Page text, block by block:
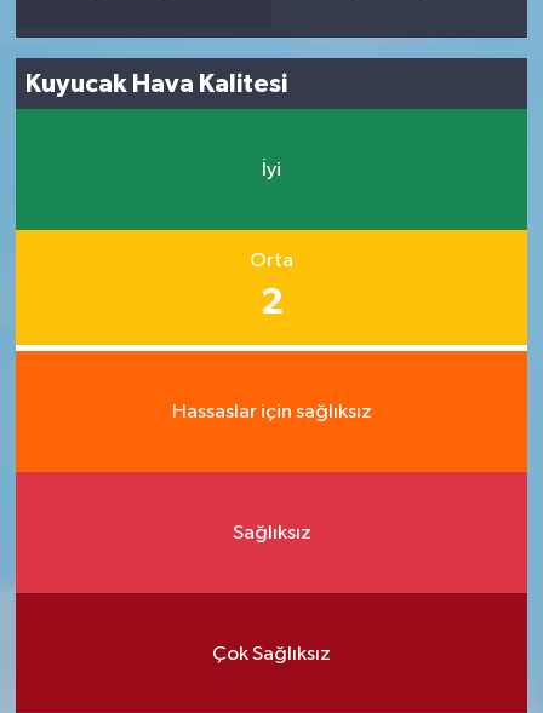
Kuyucak Hava Kalitesi
İyi
Orta
2
Hassaslar için sağlıksız
Sağlıksız
Çok Sağlıksız